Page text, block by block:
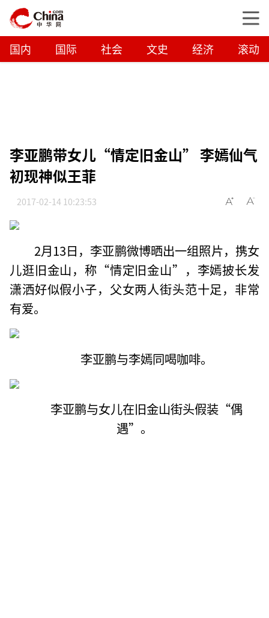
国内 国际 社会 文史 经济 滚动
李亚鹏带女儿“情定旧金山” 李嫣仙气
初现神似王菲
2017-02-14 10:23:53
2月13日，李亚鹏微博晒出一组照片，携女
儿逛旧金山，称“情定旧金山”，李嫣披长发
潇洒好似假小子，父女两人街头范十足，非常
有爱。
李亚鹏与李嫣同喝咖啡。
李亚鹏与女儿在旧金山街头假装“偶
遇”。